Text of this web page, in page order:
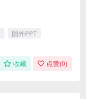
国外PPT
收藏 点赞(0)